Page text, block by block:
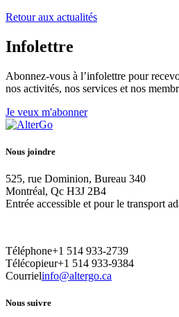
Retour aux actualités
Infolettre
Abonnez-vous à l’infolettre pour
nos activités, nos services et nos
Je veux m'abonner
Nous joindre
525, rue Dominion, Bureau 340
Montréal, Qc H3J 2B4
Entrée accessible et pour le transport
Téléphone+1 514 933-2739
Télécopieur+1 514 933-9384
Courrielinfo@altergo.ca
Nous suivre